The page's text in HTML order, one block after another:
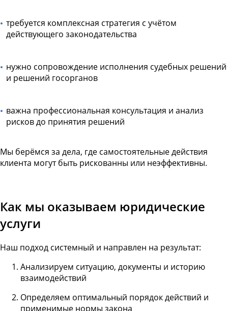
требуется комплексная стратегия с учётом
действующего законодательства
нужно сопровождение исполнения судебных решений
и решений госорганов
важна профессиональная консультация и анализ
рисков до принятия решений
Мы берёмся за дела, где самостоятельные действия
клиента могут быть рискованны или неэффективны.
Как мы оказываем юридические
услуги
Наш подход системный и направлен на результат:
Анализируем ситуацию, документы и историю
взаимодействий
Определяем оптимальный порядок действий и
применимые нормы закона